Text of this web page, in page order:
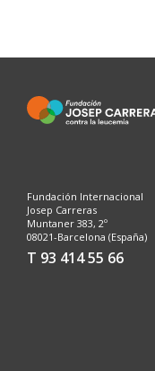
Fundación Internacional
Josep Carreras
Muntaner 383, 2º
08021-Barcelona (España)
T 93 414 55 66